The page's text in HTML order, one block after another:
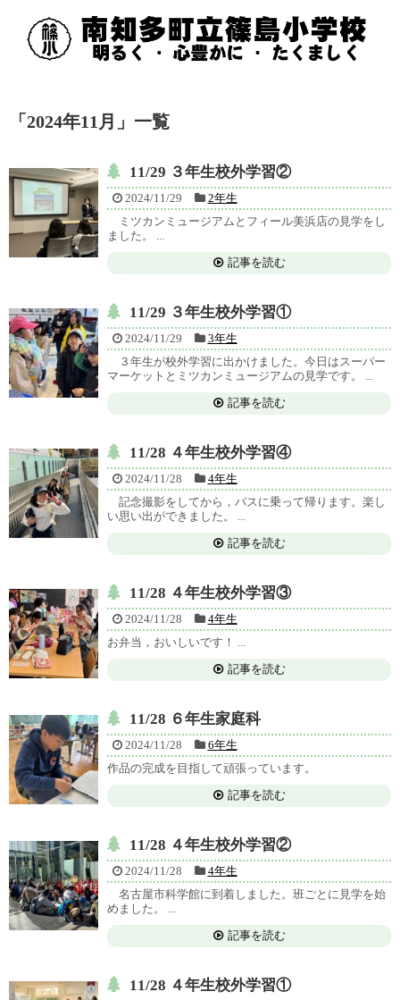
「 2024年11月 」 一覧
11/29 ３年生校外学習②
2024/11/29
2年生
ミツカンミュージアムとフィール美浜店の見学をし
ました。 ...
記事を読む
11/29 ３年生校外学習①
2024/11/29
3年生
３年生が校外学習に出かけました。今日はスーパー
マーケットとミツカンミュージアムの見学です。 ...
記事を読む
11/28 ４年生校外学習④
2024/11/28
4年生
記念撮影をしてから，バスに乗って帰ります。楽し
い思い出ができました。 ...
記事を読む
11/28 ４年生校外学習③
2024/11/28
4年生
お弁当，おいしいです！ ...
記事を読む
11/28 ６年生家庭科
2024/11/28
6年生
作品の完成を目指して頑張っています。
記事を読む
11/28 ４年生校外学習②
2024/11/28
4年生
名古屋市科学館に到着しました。班ごとに見学を始
めました。 ...
記事を読む
11/28 ４年生校外学習①